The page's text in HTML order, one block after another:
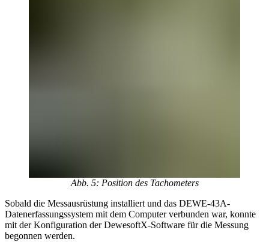
Abb. 5: Position des Tachometers
Sobald die Messausrüstung installiert und das DEWE-43A-
Datenerfassungssystem mit dem Computer verbunden war, konnte
mit der Konfiguration der DewesoftX-Software für die Messung
begonnen werden.